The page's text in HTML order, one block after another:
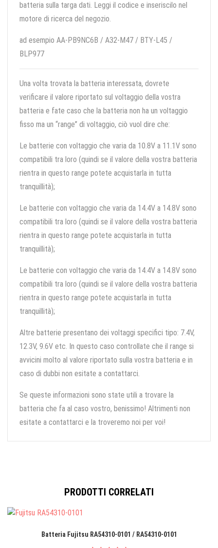
batteria sulla targa dati. Leggi il codice e inseriscilo nel
motore di ricerca del negozio.
ad esempio AA-PB9NC6B / A32-M47 / BTY-L45 /
BLP977
Una volta trovata la batteria interessata, dovrete
verificare il valore riportato sul voltaggio della vostra
batteria e fate caso che la batteria non ha un voltaggio
fisso ma un “range” di voltaggio, ciò vuol dire che:
Le batterie con voltaggio che varia da 10.8V a 11.1V sono
compatibili tra loro (quindi se il valore della vostra batteria
rientra in questo range potete acquistarla in tutta
tranquillità);
Le batterie con voltaggio che varia da 14.4V a 14.8V sono
compatibili tra loro (quindi se il valore della vostra batteria
rientra in questo range potete acquistarla in tutta
tranquillità);
Le batterie con voltaggio che varia da 14.4V a 14.8V sono
compatibili tra loro (quindi se il valore della vostra batteria
rientra in questo range potete acquistarla in tutta
tranquillità);
Altre batterie presentano dei voltaggi specifici tipo: 7.4V,
12.3V, 9.6V etc. In questo caso controllate che il range si
avvicini molto al valore riportato sulla vostra batteria e in
caso di dubbi non esitate a contattarci.
Se queste informazioni sono state utili a trovare la
batteria che fa al caso vostro, benissimo! Altrimenti non
esitate a contattarci e la troveremo noi per voi!
PRODOTTI CORRELATI
Batteria Fujitsu RA54310-0101 / RA54310-0101